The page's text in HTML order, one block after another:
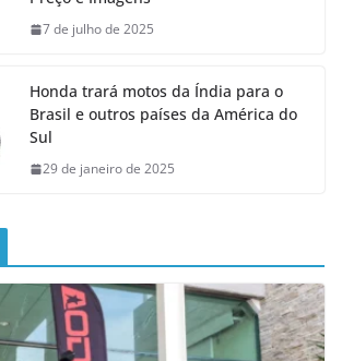
7 de julho de 2025
Honda trará motos da Índia para o
Brasil e outros países da América do
Sul
29 de janeiro de 2025